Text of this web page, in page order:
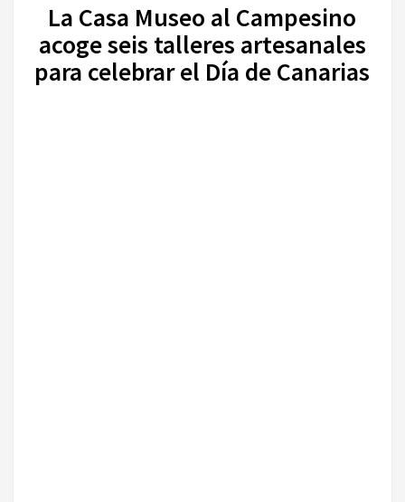
La Casa Museo al Campesino
acoge seis talleres artesanales
para celebrar el Día de Canarias